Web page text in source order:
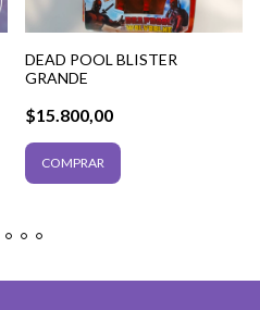
DEAD POOL BLISTER
GRANDE
$15.800,00